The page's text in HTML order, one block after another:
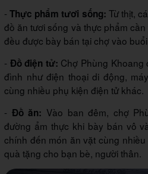
-Thực phẩm tươi sống: Từ thịt,
đồ ăn tươi sống và thực phẩm
đều được bày bán tại chợ vào
- Đồ điện tử: Chợ Phùng Khoang
đình như điện thoại di động,
cùng nhiều phụ kiện điện tử khác.
- Đồ ăn: Vào ban đêm, chợ
đường ẩm thực khi bày bán vô
chính đến món ăn vặt cùng
quà tặng cho bạn bè, người thân.